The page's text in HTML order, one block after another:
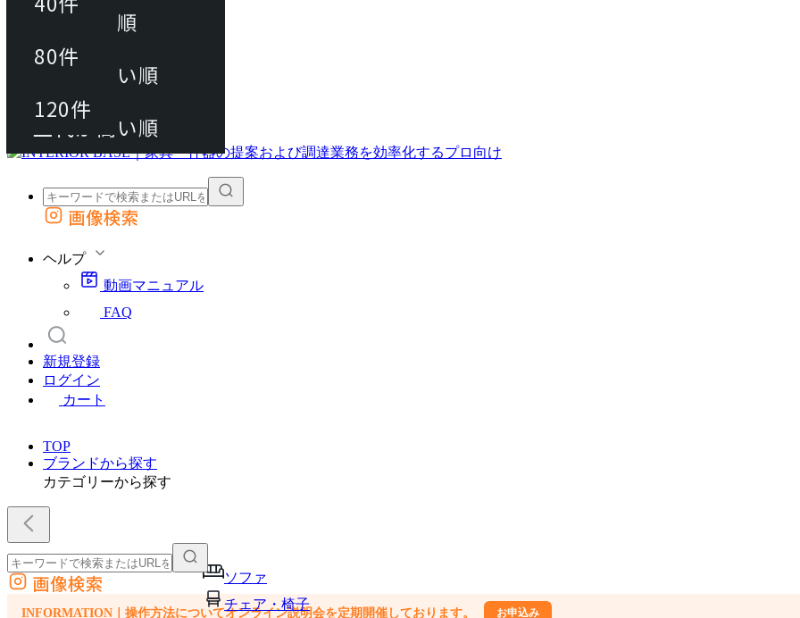
動画マニュアル
FAQ
カート
外部サイトの商品をカートに追加
画像検索
ヘルプ
動画マニュアル
FAQ
新規登録
ログイン
カート
TOP
ブランドから探す
カテゴリーから探す
ソファ
チェア・椅子
外部サイトの商品をカートに追加
他のサイトで見つけた商品ページのURLを貼り付けて、カートに追加できます
画像検索
INFORMATION｜操作方法についてオンライン説明会を定期開催しております。 お申込み
80件
120件
おすすめ順
上代が安い順
上代が高い順
80件
120件